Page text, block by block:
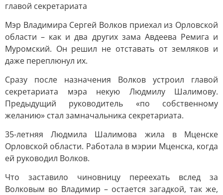
главой секретариата
Мэр Владимира Сергей Волков приехал из Орловской
области – как и два других зама Авдеева Ремига и
Муромский. Он решил не отставать от земляков и
даже переплюнул их.
Сразу после назначения Волков устроил главой
секретариата мэра некую Людмилу Шалимову.
Предыдущий руководитель «по собственному
желанию» стал замначальника секретариата.
35-летняя Людмила Шалимова жила в Мценске
Орловской области. Работала в мэрии Мценска, когда
ей руководил Волков.
Что заставило чиновницу переехать вслед за
Волковым во Владимир – остается загадкой, так же,